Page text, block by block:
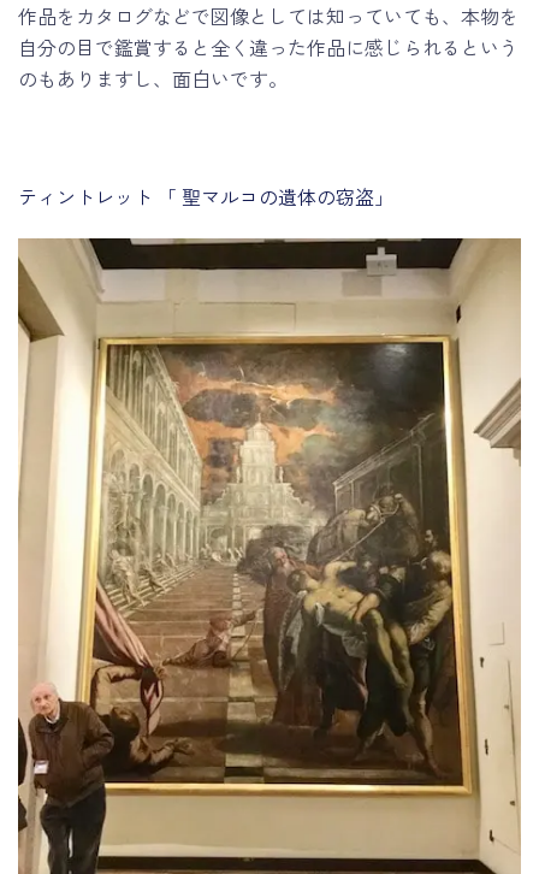
作品をカタログなどで図像としては知っていても、本物を
自分の目で鑑賞すると全く違った作品に感じられるという
のもありますし、面白いです。
ティントレット 「 聖マルコの遺体の窃盗」